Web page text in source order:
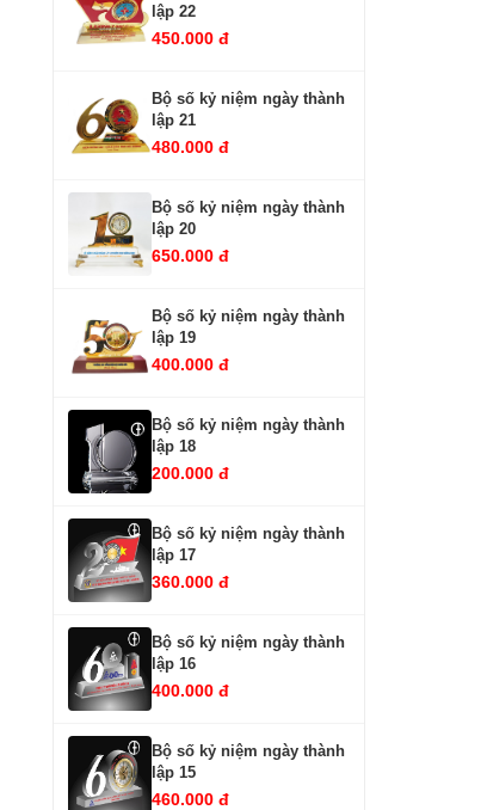
lập 22
450.000 đ
Bộ số kỷ niệm ngày thành
lập 21
480.000 đ
Bộ số kỷ niệm ngày thành
lập 20
650.000 đ
Bộ số kỷ niệm ngày thành
lập 19
400.000 đ
Bộ số kỷ niệm ngày thành
lập 18
200.000 đ
Bộ số kỷ niệm ngày thành
lập 17
360.000 đ
Bộ số kỷ niệm ngày thành
lập 16
400.000 đ
Bộ số kỷ niệm ngày thành
lập 15
460.000 đ